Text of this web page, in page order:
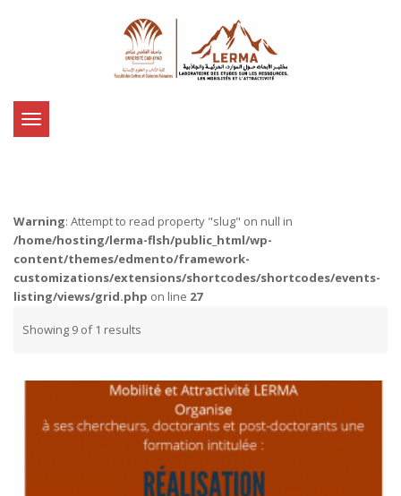
Toggle
navigation
Warning: Attempt to read property "slug" on null in
/home/hosting/lerma-flsh/public_html/wp-
content/themes/edmento/framework-
customizations/extensions/shortcodes/shortcodes/events-
listing/views/grid.php on line 27
Showing 9 of 1 results